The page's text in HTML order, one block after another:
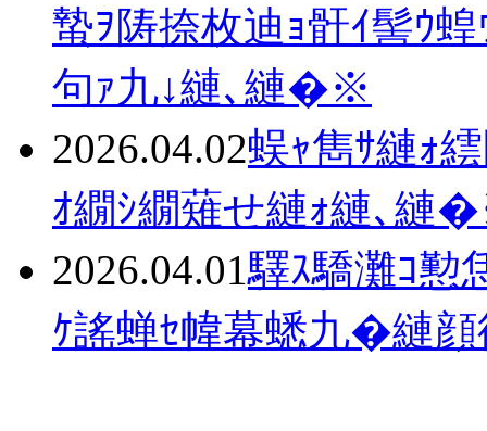
蟄ｦ陦捺枚迪ｮ骭ｲ髻ｳ
句ｧ九↓縺､縺�※
2026.04.02蜈ｬ雋ｻ縺ｫ
ｵ繝ｼ繝薙せ縺ｫ縺､
2026.04.01驛ｽ驕灘ｺ
ｹ謠蝉ｾ幃幕蟋九�縺